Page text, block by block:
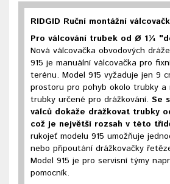
RIDGID Ruční montážní
Pro válcování trubek od Ø 1¼
Nová válcovačka obvodových
915 je manuální válcovačka pro
terénu. Model 915 vyžaduje jen 9
prostoru pro pohyb okolo trubky a
trubky určené pro drážkování. Se
válců dokáže drážkovat trubky
což je největší rozsah v této
rukojeť modelu 915 umožňuje
nebo připoutání drážkovačky
Model 915 je pro servisní týmy
pomocník.